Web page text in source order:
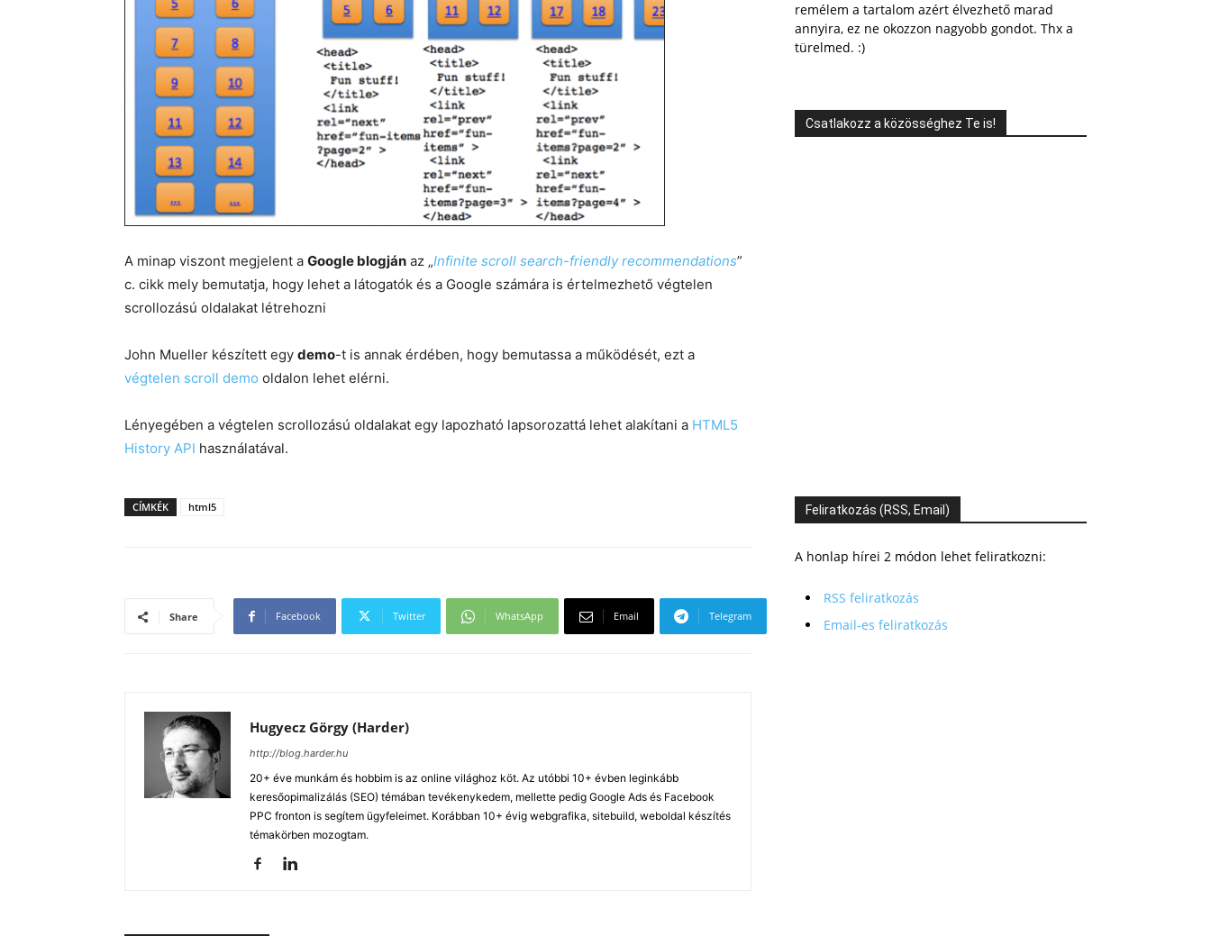
A minap viszont megjelent a Google blogján az „Infinite scroll search-friendly recommendations”
c. cikk mely bemutatja, hogy lehet a látogatók és a Google számára is értelmezhető végtelen
scrollozású oldalakat létrehozni
John Mueller készített egy demo-t is annak érdében, hogy bemutassa a működését, ezt a
végtelen scroll demo oldalon lehet elérni.
Lényegében a végtelen scrollozású oldalakat egy lapozható lapsorozattá lehet alakítani a HTML5
History API használatával.
CÍMKÉK html5
Share Facebook Twitter WhatsApp Email Telegram
Hugyecz Görgy (Harder)
http://blog.harder.hu
20+ éve munkám és hobbim is az online világhoz köt. Az utóbbi 10+ évben leginkább
keresőopimalizálás (SEO) témában tevékenykedem, mellette pedig Google Ads és Facebook
PPC fronton is segítem ügyfeleimet. Korábban 10+ évig webgrafika, sitebuild, weboldal készítés
témakörben mozogtam.
remélem a tartalom azért élvezhető marad
annyira, ez ne okozzon nagyobb gondot. Thx a
türelmed. :)
Csatlakozz a közösséghez Te is!
Feliratkozás (RSS, Email)
A honlap hírei 2 módon lehet feliratkozni:
RSS feliratkozás
Email-es feliratkozás